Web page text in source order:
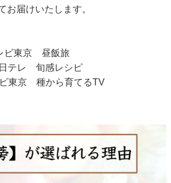
お届けいたします。
東京 昼飯旅
テレ 旬感レシピ
東京 種から育てるTV